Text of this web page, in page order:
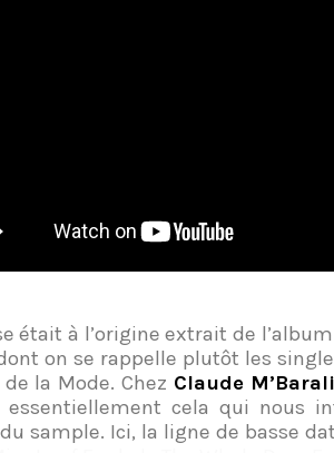
était à l’origine extrait de l’album
on se rappelle plutôt les
la Mode. Chez Claude M’Barali
essentiellement cela qui nous
sample. Ici, la ligne de basse